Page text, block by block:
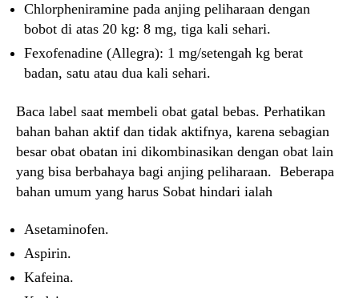
Chlorpheniramine pada anjing peliharaan dengan
bobot di atas 20 kg: 8 mg, tiga kali sehari.
Fexofenadine (Allegra): 1 mg/setengah kg berat
badan, satu atau dua kali sehari.
Baca label saat membeli obat gatal bebas. Perhatikan
bahan bahan aktif dan tidak aktifnya, karena sebagian
besar obat obatan ini dikombinasikan dengan obat lain
yang bisa berbahaya bagi anjing peliharaan. Beberapa
bahan umum yang harus Sobat hindari ialah
Asetaminofen.
Aspirin.
Kafeina.